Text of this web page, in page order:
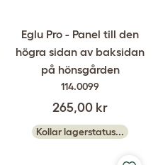
Eglu Pro - Panel till den
högra sidan av baksidan
på hönsgården
114.0099
265,00 kr
Kollar lagerstatus...